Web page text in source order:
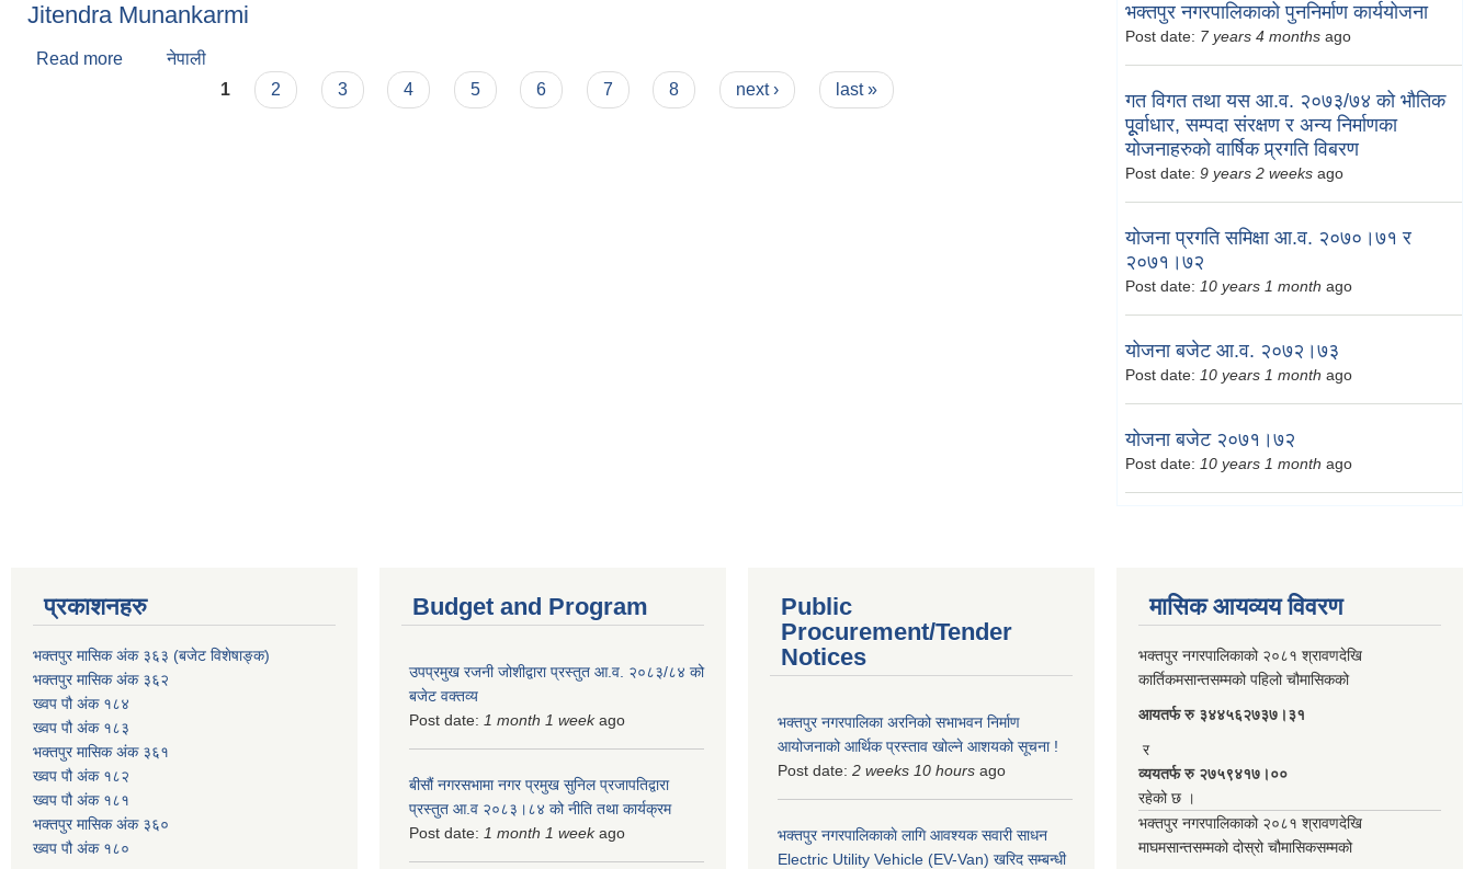
Jitendra Munankarmi
Read more about Jitendra Munankarmi
नेपाली
1 2 3 4 5 6 7 8 next › last »
भक्तपुर नगरपालिकाको पुननिर्माण कार्ययोजना
Post date: 7 years 4 months ago
गत विगत तथा यस आ.व. २०७३/७४ को भौतिक
पूूर्वाधार, सम्पदा संरक्षण र अन्य निर्माणका
योजनाहरुको वार्षिक प्र्रगति विबरण
Post date: 9 years 2 weeks ago
योजना प्रगति समिक्षा आ.व. २०७०।७१ र
२०७१।७२
Post date: 10 years 1 month ago
योजना बजेट आ.व. २०७२।७३
Post date: 10 years 1 month ago
योजना बजेट २०७१।७२
Post date: 10 years 1 month ago
प्रकाशनहरु
भक्तपुर मासिक अंक ३६३ (बजेट विशेषाङ्क)
भक्तपुर मासिक अंक ३६२
ख्वप पौ अंक १८४
ख्वप पौ अंक १८३
भक्तपुर मासिक अंक ३६१
ख्वप पौ अंक १८२
ख्वप पौ अंक १८१
भक्तपुर मासिक अंक ३६०
ख्वप पौ अंक १८०
Budget and Program
उपप्रमुख रजनी जोशीद्वारा प्रस्तुत आ.व. २०८३/८४ को
बजेट वक्तव्य
Post date: 1 month 1 weekago
बीसौं नगरसभामा नगर प्रमुख सुनिल प्रजापतिद्वारा
प्रस्तुत आ.व‍ २०८३।८४ को नीति तथा कार्यक्रम
Post date: 1 month 1 weekago
Public
Procurement/Tender
Notices
भक्तपुर नगरपालिका अरनिको सभाभवन निर्माण
आयोजनाको आर्थिक प्रस्ताव खोल्ने आशयको सूचना !
Post date: 2 weeks 10 hours ago
भक्तपुर नगरपालिकाकाे लागि आवश्यक सवारी साधन
Electric Utility Vehicle (EV-Van) खरिद सम्बन्धी
मासिक आयव्यय विवरण
भक्तपुर नगरपालिकाको २०८१ श्रावणदेखि
कार्तिकमसान्तसम्मको पहिलो चौमासिकको
आयतर्फ रु‌ ३४४५६२७३७।३१
र
व्ययतर्फ रु २७५९४१७।००
रहेको छ ।
भक्तपुर नगरपालिकाको २०८१ श्रावणदेखि
माघमसान्तसम्मको दोस्रो चौमासिकसम्मको